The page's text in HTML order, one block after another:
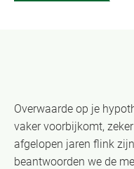
Overwaarde op je
vaker voorbijkomt,
afgelopen jaren flink
beantwoorden we de